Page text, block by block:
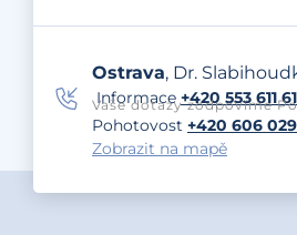
Ostrava, Dr.
Informace +420 553 611
Vaše dotazy zodpovíme
Pohotovost +420 606
Zobrazit na mapě